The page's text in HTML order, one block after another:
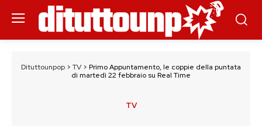
Dituttounpop > TV > Primo Appuntamento, le coppie della puntata
di martedì 22 febbraio su Real Time
TV